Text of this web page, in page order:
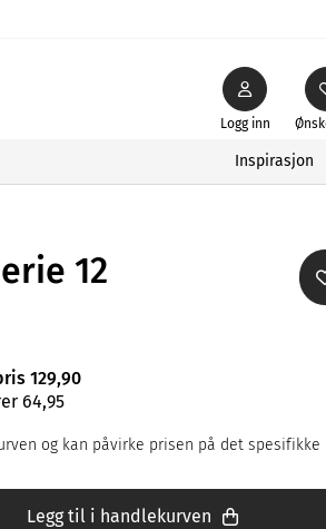
Logg inn
Inspirasjon
12
129,90
64,95
og kan påvirke prisen på det spesifikke
Legg til i handlekurven